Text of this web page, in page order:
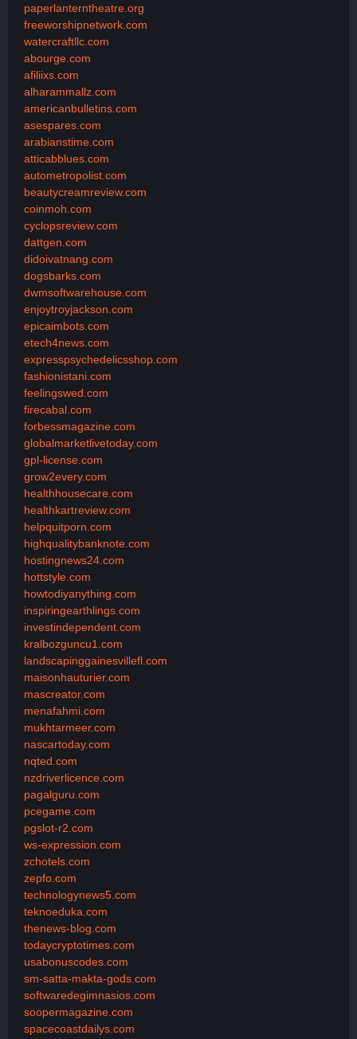
paperlanterntheatre.org
freeworshipnetwork.com
watercraftllc.com
abourge.com
afiliixs.com
alharammallz.com
americanbulletins.com
asespares.com
arabianstime.com
atticabblues.com
autometropolist.com
beautycreamreview.com
coinmoh.com
cyclopsreview.com
dattgen.com
didoivatnang.com
dogsbarks.com
dwmsoftwarehouse.com
enjoytroyjackson.com
epicaimbots.com
etech4news.com
expresspsychedelicsshop.com
fashionistani.com
feelingswed.com
firecabal.com
forbessmagazine.com
globalmarketlivetoday.com
gpl-license.com
grow2every.com
healthhousecare.com
healthkartreview.com
helpquitporn.com
highqualitybanknote.com
hostingnews24.com
hottstyle.com
howtodiyanything.com
inspiringearthlings.com
investindependent.com
kralbozguncu1.com
landscapinggainesvillefl.com
maisonhauturier.com
mascreator.com
menafahmi.com
mukhtarmeer.com
nascartoday.com
nqted.com
nzdriverlicence.com
pagalguru.com
pcegame.com
pgslot-r2.com
ws-expression.com
zchotels.com
zepfo.com
technologynews5.com
teknoeduka.com
thenews-blog.com
todaycryptotimes.com
usabonuscodes.com
sm-satta-makta-gods.com
softwaredegimnasios.com
soopermagazine.com
spacecoastdailys.com